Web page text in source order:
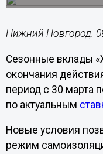
Нижний Новгород.
Сезонные вклады
окончания
период с 30 марта
по актуальным
Новые условия
режим